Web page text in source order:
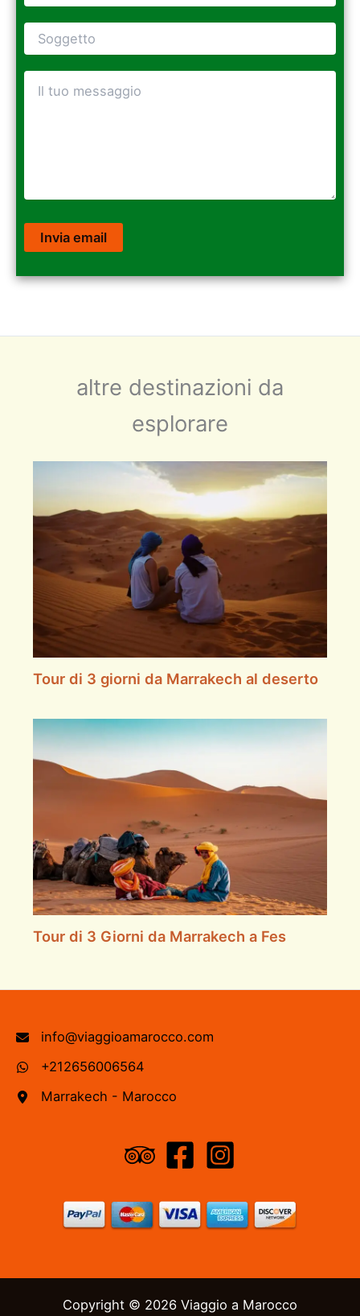
altre destinazioni da
esplorare
Tour di 3 giorni da Marrakech al deserto
Tour di 3 Giorni da Marrakech a Fes
info@viaggioamarocco.com
+212656006564
Marrakech - Marocco
Copyright © 2026 Viaggio a Marocco